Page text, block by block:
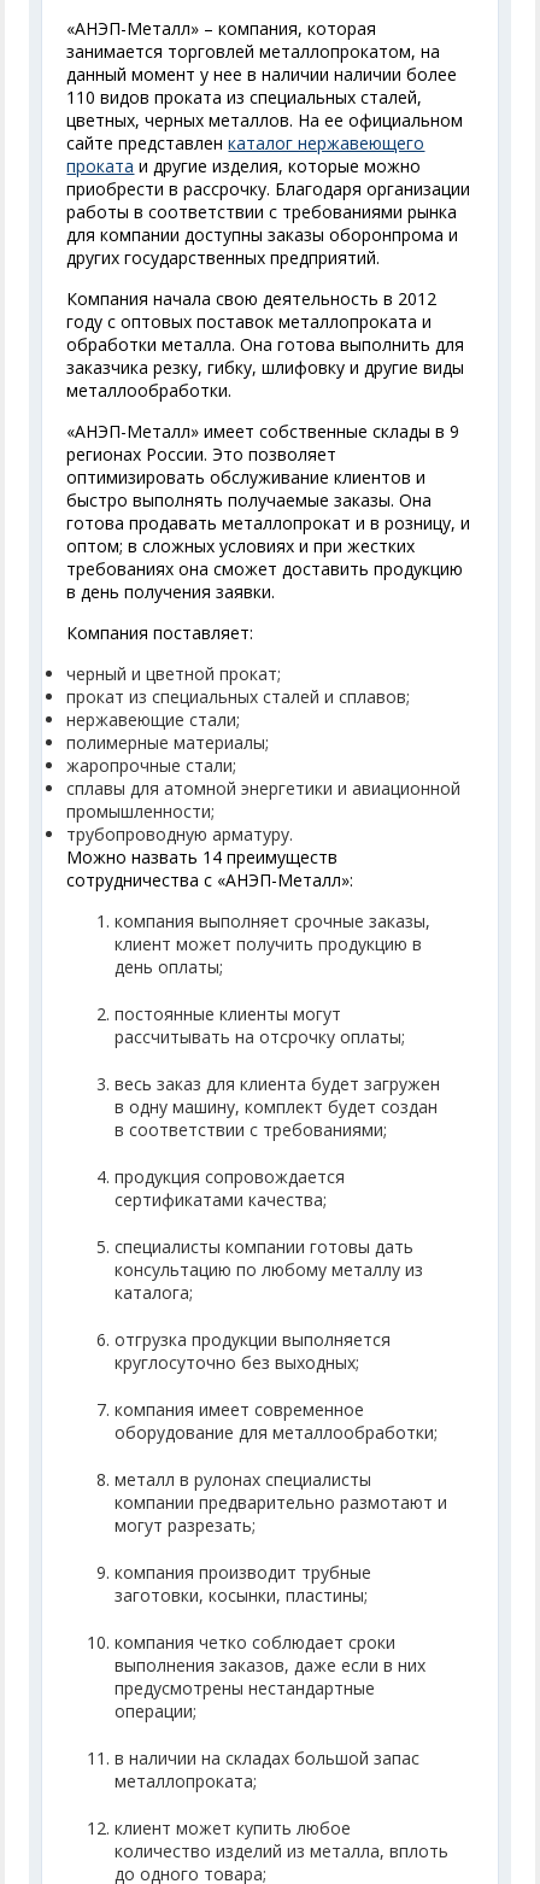
«АНЭП-Металл» – компания, которая
занимается торговлей металлопрокатом, на
данный момент у нее в наличии наличии более
110 видов проката из специальных сталей,
цветных, черных металлов. На ее официальном
сайте представленкаталог нержавеющего
проката и другие изделия, которые можно
приобрести в рассрочку. Благодаря организации
работы в соответствии с требованиями рынка
для компании доступны заказы оборонпрома и
других государственных предприятий.
Компания начала свою деятельность в 2012
году с оптовых поставок металлопроката и
обработки металла. Она готова выполнить для
заказчика резку, гибку, шлифовку и другие виды
металлообработки.
«АНЭП-Металл» имеет собственные склады в 9
регионах России. Это позволяет
оптимизировать обслуживание клиентов и
быстро выполнять получаемые заказы. Она
готова продавать металлопрокат и в розницу, и
оптом; в сложных условиях и при жестких
требованиях она сможет доставить продукцию
в день получения заявки.
Компания поставляет:
черный и цветной прокат;
прокат из специальных сталей и сплавов;
нержавеющие стали;
полимерные материалы;
жаропрочные стали;
сплавы для атомной энергетики и авиационной
промышленности;
трубопроводную арматуру.
Можно назвать 14 преимуществ
сотрудничества с «АНЭП-Металл»:
компания выполняет срочные заказы,
клиент может получить продукцию в
день оплаты;
постоянные клиенты могут
рассчитывать на отсрочку оплаты;
весь заказ для клиента будет загружен
в одну машину, комплект будет создан
в соответствии с требованиями;
продукция сопровождается
сертификатами качества;
специалисты компании готовы дать
консультацию по любому металлу из
каталога;
отгрузка продукции выполняется
круглосуточно без выходных;
компания имеет современное
оборудование для металлообработки;
металл в рулонах специалисты
компании предварительно размотают и
могут разрезать;
компания производит трубные
заготовки, косынки, пластины;
компания четко соблюдает сроки
выполнения заказов, даже если в них
предусмотрены нестандартные
операции;
в наличии на складах большой запас
металлопроката;
клиент может купить любое
количество изделий из металла, вплоть
до одного товара;